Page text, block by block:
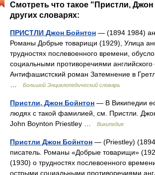
Смотреть что такое "Пристли,
других словарях:
ПРИСТЛИ Джон Бойнтон — (1894 1984)
Романы Добрые товарищи (1929), Улица
трудностях послевоенного времени,
социальными противоречиями английского
Антифашистский роман Затемнение в
Большой Энциклопедический словарь
Пристли, Джон Бойнтон — В Википедии
людях с такой фамилией, см. Пристли.
John Boynton Priestley …
Википедия
Пристли Джон Бойнтон — (Priestley)
писатель. Романы «Добрые товарищи»
(1930) о трудностях послевоенного
острыми социальными противоречиями